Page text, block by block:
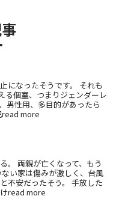
になったそうです。 それも
る個室、つまりジェンダーレ
男性用、多目的があったら
read more
。 両親が亡くなって、もう
い家は傷みが激しく、台風
不安だったそう。 手放した
read more